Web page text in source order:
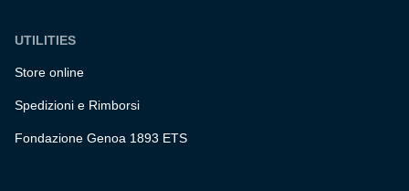
UTILITIES
Store online
Spedizioni e Rimborsi
Fondazione Genoa 1893 ETS